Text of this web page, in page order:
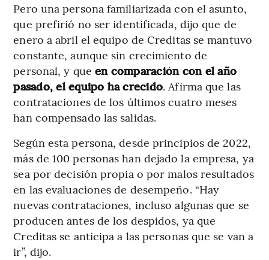
Pero una persona familiarizada con el asunto,
que prefirió no ser identificada, dijo que de
enero a abril el equipo de Creditas se mantuvo
constante, aunque sin crecimiento de
personal, y que en comparación con el año
pasado, el equipo ha crecido. Afirma que las
contrataciones de los últimos cuatro meses
han compensado las salidas.
Según esta persona, desde principios de 2022,
más de 100 personas han dejado la empresa, ya
sea por decisión propia o por malos resultados
en las evaluaciones de desempeño. “Hay
nuevas contrataciones, incluso algunas que se
producen antes de los despidos, ya que
Creditas se anticipa a las personas que se van a
ir”, dijo.